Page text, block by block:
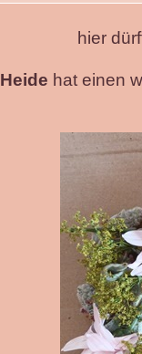
hier
Heide hat einen